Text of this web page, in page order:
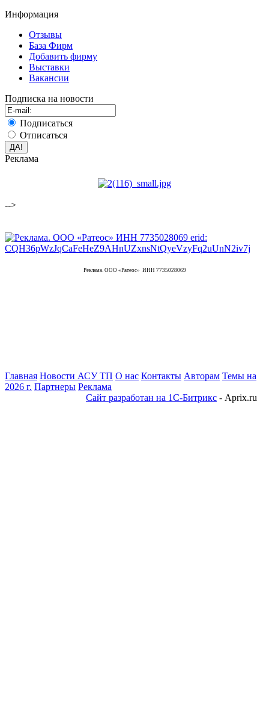
Информация
Отзывы
База Фирм
Добавить фирму
Выставки
Вакансии
Подписка на новости
Подписаться
Отписаться
Реклама
-->
Реклама. ООО «Ратеос» ИНН 7735028069
Главная Новости АСУ ТП О нас Контакты Авторам Темы на
2026 г. Партнеры Реклама
Сайт разработан на 1С-Битрикс - Aprix.ru